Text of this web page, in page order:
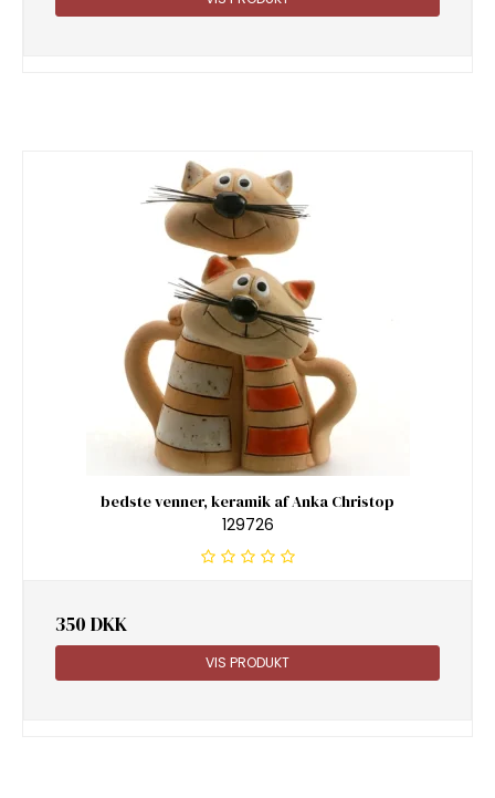
bedste venner, keramik af Anka Christop
129726
350 DKK
VIS PRODUKT